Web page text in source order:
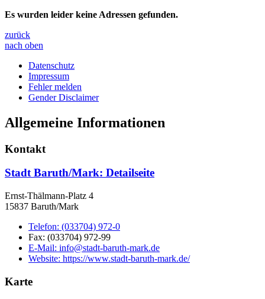
Es wurden leider keine Adressen gefunden.
zurück
nach oben
Datenschutz
Impressum
Fehler melden
Gender Disclaimer
Allgemeine Informationen
Kontakt
Stadt Baruth/Mark: Detailseite
Ernst-Thälmann-Platz 4
15837 Baruth/Mark
Telefon: (033704) 972-0
Fax: (033704) 972-99
E-Mail: info@stadt-baruth-mark.de
Website: https://www.stadt-baruth-mark.de/
Karte